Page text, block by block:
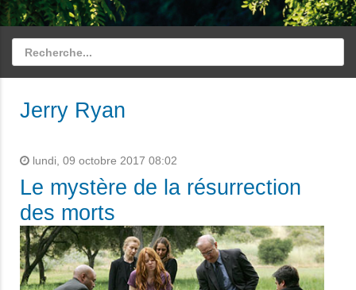
Jerry Ryan
lundi, 09 octobre 2017 08:02
Le mystère de la résurrection
des morts